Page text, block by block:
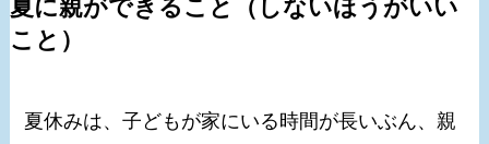
夏に親ができること（しないほうがいい
こと）
夏休みは、子どもが家にいる時間が長いぶん、親